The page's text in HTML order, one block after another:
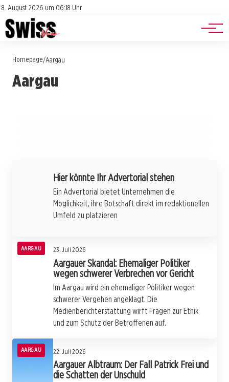
8. August 2026 um 06:18 Uhr
Impressum
Datenschutz
Jobs
Events
Homepage/Aargau
Aargau
24. Juli 2026
Alkohol am Steuer: Aargauer Nacht voller
24. Juli 2026
Aarau verliert ein Stück Identität: Der
Dunkle Schatten über Aargau: Ein Skandal
Hier könnte Ihr Advertorial stehen
Ein Advertorial bietet Unternehmen die
Möglichkeit, ihre Botschaft direkt im redaktionellen
Umfeld zu platzieren
AARGAU 23. Juli 2026
Aargauer Skandal: Ehemaliger Politiker
wegen schwerer Verbrechen vor Gericht
Im Aargau wird ein ehemaliger Politiker wegen
schwerer Vergehen angeklagt. Die
Medienberichterstattung wirft Fragen zur Ethik
und zum Schutz der Betroffenen auf.
AARGAU 22. Juli 2026
Aargauer Albtraum: Der Fall Patrick Frei und
die Schatten der Unschuld